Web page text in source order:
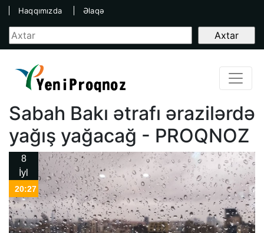
Haqqımızda Əlaqə
Sabah Bakı ətrafı ərazilərdə
yağış yağacağ - PROQNOZ
8
İyl
20:27